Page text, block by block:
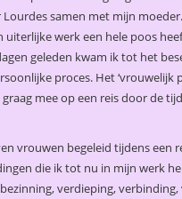
samen met mijn
werk een hele poos
geleden kwam ik tot het
proces. Het ‘vrouwelijk
mee op een reis door de
vrouwen begeleid tijdens een
die ik tot nu in mijn werk
bezinning, verdieping,